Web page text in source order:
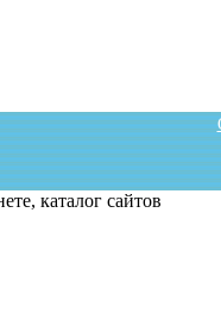
каталог сайтов